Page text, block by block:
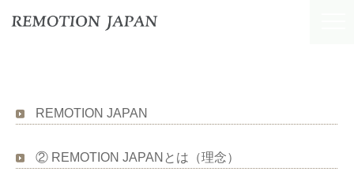
REMOTION JAPAN
② REMOTION JAPANとは（理念）